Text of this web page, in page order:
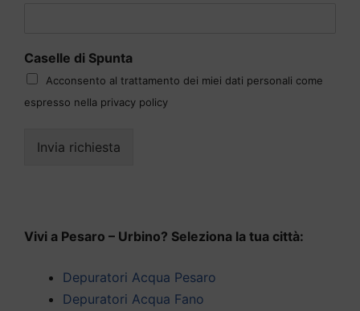
Caselle di Spunta
Acconsento al trattamento dei miei dati personali come
espresso nella privacy policy
Invia richiesta
Vivi a Pesaro – Urbino? Seleziona la tua città:
Depuratori Acqua Pesaro
Depuratori Acqua Fano